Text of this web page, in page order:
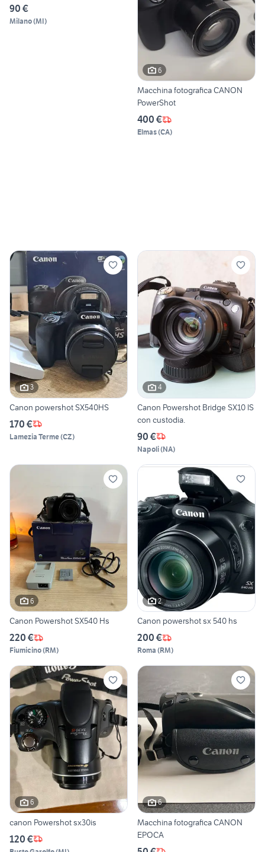
90 €
Milano(MI)
6
Macchina fotografica CANON
PowerShot
400 €
Elmas(CA)
3
Canon powershot SX540HS
170 €
Lamezia Terme(CZ)
4
Canon Powershot Bridge SX10 IS
con custodia.
90 €
Napoli(NA)
6
Canon Powershot SX540 Hs
220 €
Fiumicino(RM)
2
Canon powershot sx 540 hs
200 €
Roma (RM)
6
canon Powershot sx30is
120 €
6
Macchina fotografica CANON
EPOCA